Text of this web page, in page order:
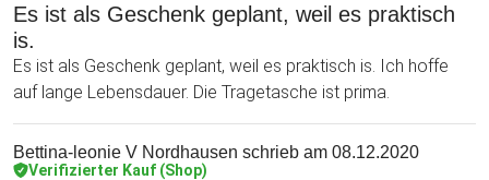
Es ist als Geschenk geplant, weil es praktisch
is.
Es ist als Geschenk geplant, weil es praktisch is. Ich hoffe
auf lange Lebensdauer. Die Tragetasche ist prima.
Bettina-leonie V Nordhausen schrieb am 08.12.2020
Verifizierter Kauf (Shop)